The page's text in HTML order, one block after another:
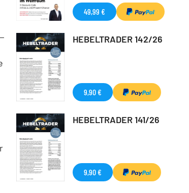
49,99 €
HEBELTRADER 142/26
9,90 €
HEBELTRADER 141/26
9,90 €